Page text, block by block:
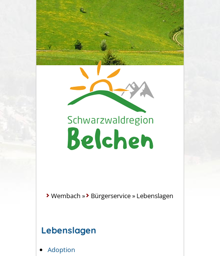
Wembach » Bürgerservice» Lebenslagen
Lebenslagen
Adoption